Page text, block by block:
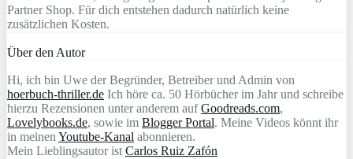
Partner Shop. Für dich entstehen dadurch natürlich keine
zusätzlichen Kosten.
Über den Autor
Hi, ich bin Uwe der Begründer, Betreiber und Admin von
hoerbuch-thriller.de Ich höre ca. 50 Hörbücher im Jahr und schreibe
hierzu Rezensionen unter anderem aufGoodreads.com,
Lovelybooks.de, sowie im Blogger Portal. Meine Videos könnt ihr
in meinen Youtube-Kanal abonnieren.
Mein Lieblingsautor ist Carlos Ruiz Zafón